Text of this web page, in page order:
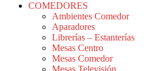
COMEDORES
Ambientes Comedor
Aparadores
Librerías – Estanterías
Mesas Centro
Mesas Comedor